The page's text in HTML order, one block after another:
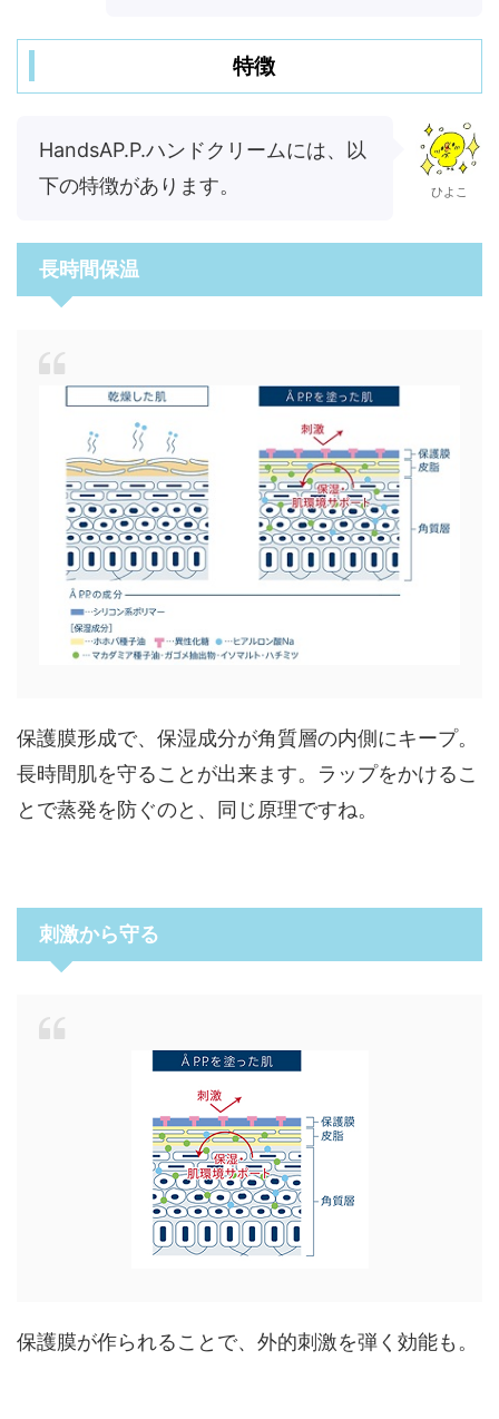
特徴
HandsAP.P.ハンドクリームには、以
下の特徴があります。
ひよこ
長時間保温
保護膜形成で、保湿成分が角質層の内側にキープ。
長時間肌を守ることが出来ます。ラップをかけるこ
とで蒸発を防ぐのと、同じ原理ですね。
刺激から守る
保護膜が作られることで、外的刺激を弾く効能も。